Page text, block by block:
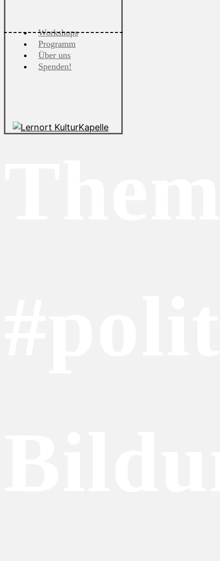
Workshops
Programm
Über uns
Spenden!